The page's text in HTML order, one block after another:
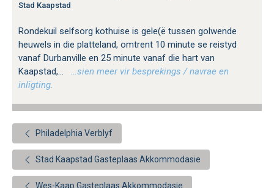
Stad Kaapstad
Rondekuil selfsorg kothuise is gele(ë tussen golwende
heuwels in die platteland, omtrent 10 minute se reistyd
vanaf Durbanville en 25 minute vanaf die hart van
Kaapstad,...
…sien meer vir besprekings / navrae en
inligting.
Philadelphia Verblyf
Stad Kaapstad Gasteplaas Akkommodasie
Wes-Kaap Gasteplaas Akkommodasie